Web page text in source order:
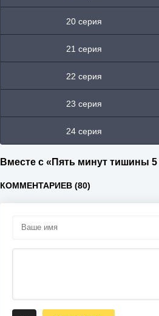
20 серия
21 серия
22 серия
23 серия
24 серия
Вместе с «Пять минут тишины
КОММЕНТАРИЕВ (80)